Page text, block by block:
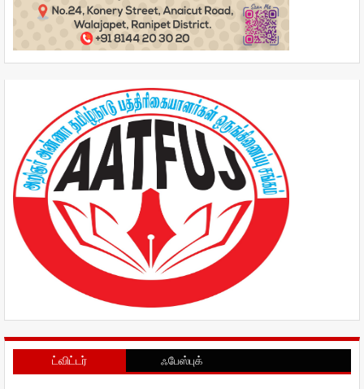
ட்விட்டர் ஃபேஸ்புக்